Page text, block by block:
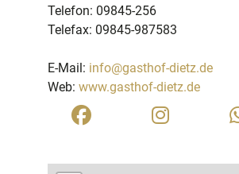
Telefon: 09845-256
Telefax: 09845-987583
E-Mail: info@gasthof-dietz.de
Web: www.gasthof-dietz.de